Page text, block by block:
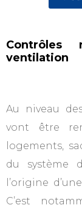
Contrôles
ventilation
Au niveau
vont être
logements,
du système
l’origine
C’est